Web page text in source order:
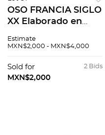
OSO FRANCIA SIGLO
XX Elaborado en
Sellado Lalique 16
de conservación
Estimate
MXN$2,000 - MXN$4,000
2 Bids
Sold for
MXN$2,000